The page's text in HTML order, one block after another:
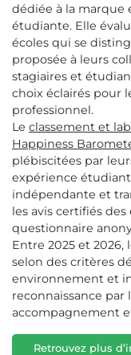
dédiée à la marque
étudiante. Elle
écoles qui se
proposée à leurs
stagiaires et
choix éclairés pour
professionnel.
Le classement et
Happiness
plébiscitées par
expérience
indépendante et
les avis certifiés
questionnaire
Entre 2025 et
selon des critères
environnement et
reconnaissance par
accompagnement
Retrouvez plus